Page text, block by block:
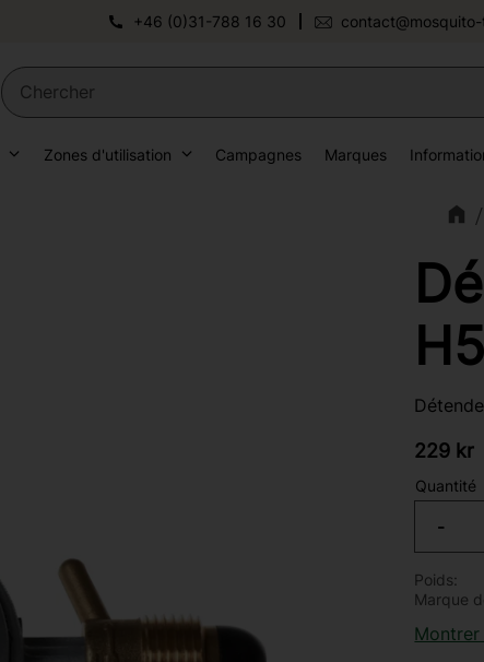
+46 (0)31-788 16 30
Zones d'utilisation Campagnes Marques
229 kr
Quantité
-
Poids
Marque